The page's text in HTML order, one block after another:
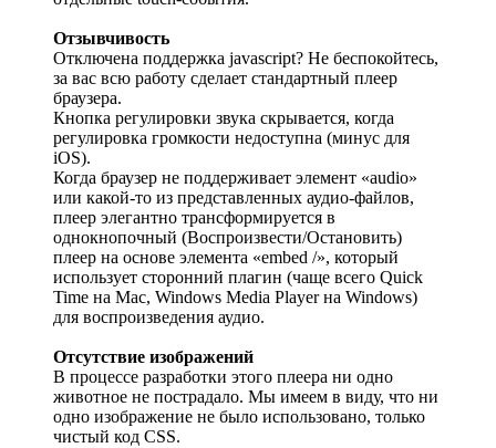
Отзывчивость
Отключена поддержка javascript? Не беспокойтесь,
за вас всю работу сделает стандартный плеер
браузера.
Кнопка регулировки звука скрывается, когда
регулировка громкости недоступна (минус для
iOS).
Когда браузер не поддерживает элемент «audio»
или какой-то из представленных аудио-файлов,
плеер элегантно трансформируется в
однокнопочный (Воспроизвести/Остановить)
плеер на основе элемента «embed /», который
использует сторонний плагин (чаще всего Quick
Time на Mac, Windows Media Player на Windows)
для воспроизведения аудио.
Отсутствие изображений
В процессе разработки этого плеера ни одно
животное не пострадало. Мы имеем в виду, что ни
одно изображение не было использовано, только
чистый код CSS.